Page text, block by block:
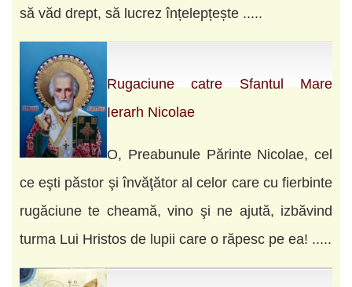
să văd drept, să lucrez înțelepțește .....
Rugaciune catre Sfantul Mare
Ierarh Nicolae
O, Preabunule Părinte Nicolae, cel
ce eşti păstor şi învăţător al celor care cu fierbinte
rugăciune te cheamă, vino şi ne ajută, izbăvind
turma Lui Hristos de lupii care o răpesc pe ea! .....